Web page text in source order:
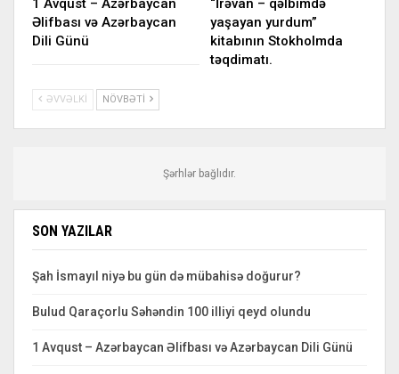
1 Avqust – Azərbaycan
Əlifbası və Azərbaycan
Dili Günü
“İrəvan – qəlbimdə
yaşayan yurdum”
kitabının Stokholmda
təqdimatı.
ƏVVƏLKI NÖVBƏTI
Şərhlər bağlıdır.
SON YAZILAR
Şah İsmayıl niyə bu gün də mübahisə doğurur?
Bulud Qaraçorlu Səhəndin 100 illiyi qeyd olundu
1 Avqust – Azərbaycan Əlifbası və Azərbaycan Dili Günü